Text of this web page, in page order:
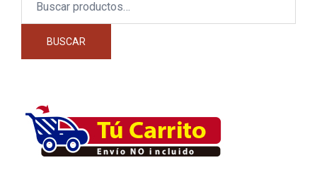
BUSCAR